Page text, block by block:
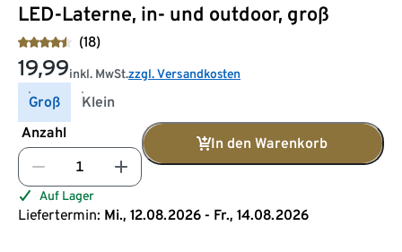
LED-Laterne, in- und outdoor, groß
(18)
19,99inkl. MwSt.zzgl. Versandkosten
Groß
Klein
Anzahl
In den Warenkorb
Auf Lager
Liefertermin: Mi., 12.08.2026 - Fr., 14.08.2026